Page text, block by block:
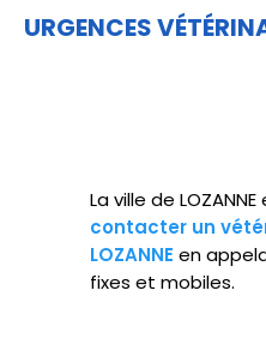
URGENCES
La ville de
contacter un
LOZANNE en
fixes et mobiles.